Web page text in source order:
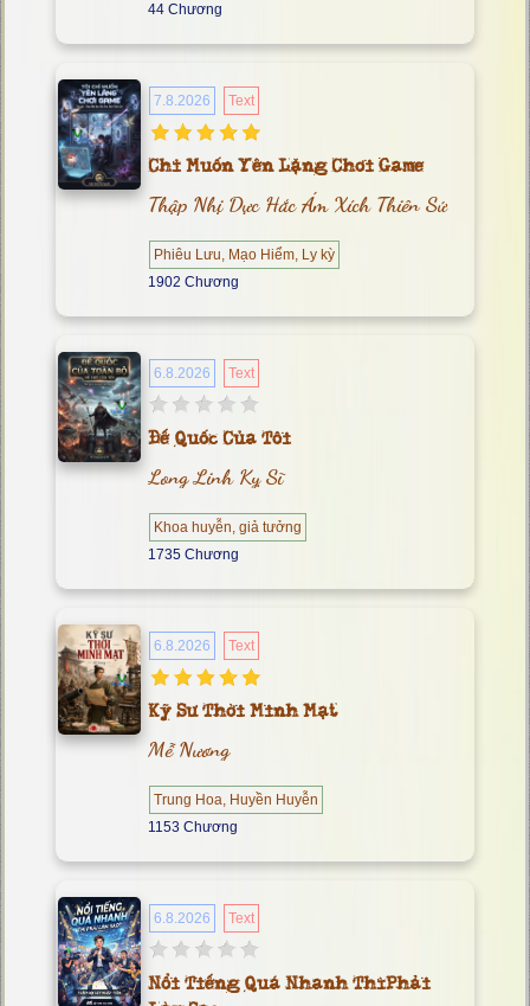
44 Chương
7.8.2026 Text
Chỉ Muốn Yên Lặng Chơi Game
Thập Nhị Dực Hắc Ám Xích Thiên Sứ
Phiêu Lưu, Mạo Hiểm, Ly kỳ
1902 Chương
6.8.2026 Text
Đế Quốc Của Tôi
Long Linh Kỵ Sĩ
Khoa huyễn, giả tưởng
1735 Chương
6.8.2026 Text
Kỹ Sư Thời Minh Mạt
Mễ Nương
Trung Hoa, Huyền Huyễn
1153 Chương
6.8.2026 Text
Nổi Tiếng Quá Nhanh Thì Phải